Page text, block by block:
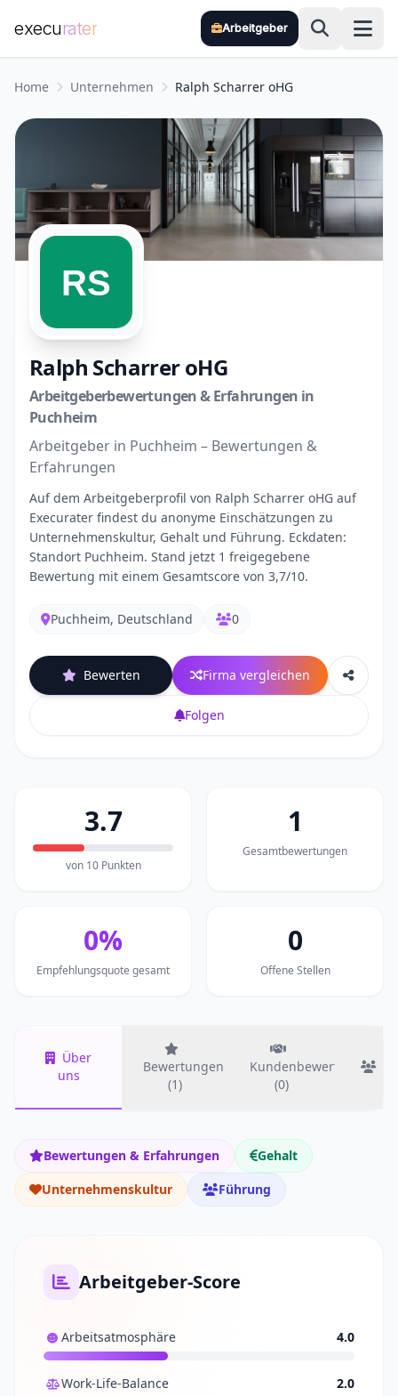
execurater Arbeitgeber
Home Unternehmen Ralph Scharrer oHG
Ralph Scharrer oHG
Arbeitgeberbewertungen & Erfahrungen in
Puchheim
Arbeitgeber in Puchheim – Bewertungen &
Erfahrungen
Auf dem Arbeitgeberprofil von Ralph Scharrer oHG auf
Execurater findest du anonyme Einschätzungen zu
Unternehmenskultur, Gehalt und Führung. Eckdaten:
Standort Puchheim. Stand jetzt 1 freigegebene
Bewertung mit einem Gesamtscore von 3,7/10.
Puchheim, Deutschland 0
Bewerten Firma vergleichen
Folgen
3.7
von 10 Punkten
1
Gesamtbewertungen
0%
Empfehlungsquote gesamt
0
Offene Stellen
Über
uns
Bewertungen
(1)
Kundenbewertungen
(0)
Bewertungen & Erfahrungen
Gehalt
Unternehmenskultur
Führung
Arbeitgeber-Score
Arbeitsatmosphäre 4.0
Work-Life-Balance 2.0